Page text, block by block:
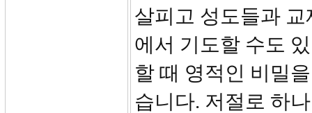
살피고 성도들과
에서 기도할 수도
할 때 영적인 비밀
습니다. 저절로 하